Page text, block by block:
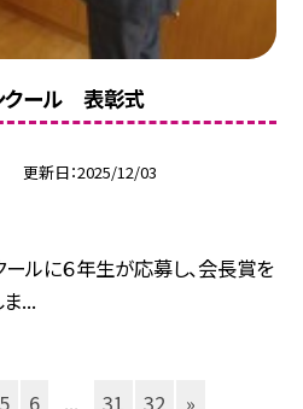
クール 表彰式
更新日 2025/12/03
ルに６年生が応募し、会長賞を
...
5 6 ... 31 32 »